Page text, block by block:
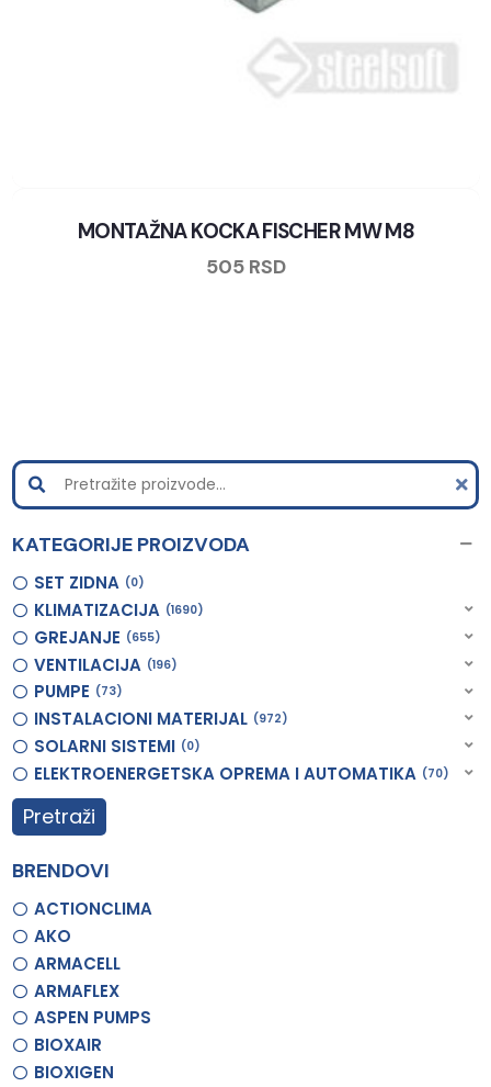
MONTAŽNA KOCKA FISCHER MW M8
505 RSD
KATEGORIJE PROIZVODA
SET ZIDNA 0
KLIMATIZACIJA 1690
GREJANJE 655
VENTILACIJA 196
PUMPE 73
INSTALACIONI MATERIJAL 972
SOLARNI SISTEMI 0
ELEKTROENERGETSKA OPREMA I AUTOMATIKA 70
Pretraži
BRENDOVI
ACTIONCLIMA
AKO
ARMACELL
ARMAFLEX
ASPEN PUMPS
BIOXAIR
BIOXIGEN